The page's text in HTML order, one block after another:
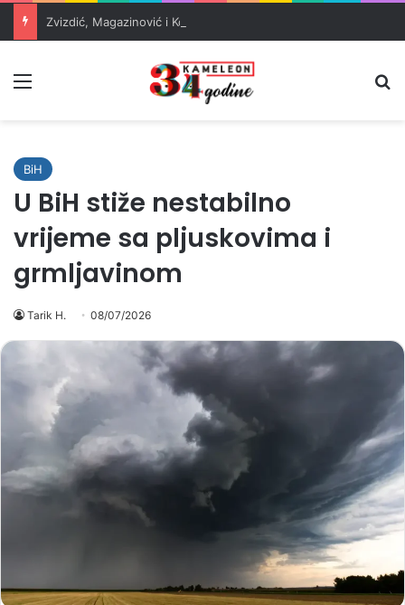
BiH
U BiH stiže nestabilno
vrijeme sa pljuskovima i
grmljavinom
Tarik H. 08/07/2026